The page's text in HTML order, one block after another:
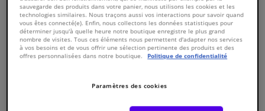
Fenêtres & accessoires
Intérieur & ameublement
Styling & PerformanceADA103003C
sauvegarde des produits dans votre panier, nous utilisons les cookies et les
technologies similaires. Nous traçons aussi vos interactions pour savoir quand
vous êtes connecté(e). Enfin, nous collectons les données statistiques pour
déterminer jusqu'à quelle heure notre boutique enregistre le plus grand
nombre de visites. Tous ces éléments nous permettent d'adapter nos services
à vos besoins et de vous offrir une sélection pertinente des produits et des
offres personnalisées dans notre boutique.
Politique de confidentialité
Paramètres des cookies